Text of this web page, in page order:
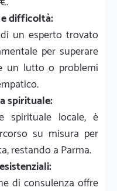
difficoltà:
un esperto trovato
per superare
un lutto o problemi
spirituale:
spirituale locale, è
su misura per
restando a Parma.
di consulenza offre